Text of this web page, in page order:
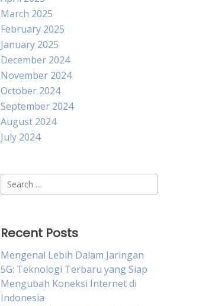
March 2025
February 2025
January 2025
December 2024
November 2024
October 2024
September 2024
August 2024
July 2024
Search
for:
Recent Posts
Mengenal Lebih Dalam Jaringan
5G: Teknologi Terbaru yang Siap
Mengubah Koneksi Internet di
Indonesia